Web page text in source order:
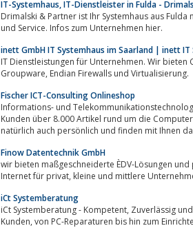
IT-Systemhaus, IT-Dienstleister in Fulda -
Drimalski & Partner ist Ihr Systemhaus aus Fulda mit den
und Service. Infos zum Unternehmen hier.
inett GmbH IT Systemhaus im Saarland | inett IT
IT Dienstleistungen für Unternehmen. Wir bieten Computer- und
Groupware, Endian Firewalls und Virtualisierung.
Fischer ICT-Consulting Onlineshop
Informations- und
Kunden über 8.000 Artikel rund um die
Finow Datentechnik GmbH
wir bieten maßgeschneiderte ÈDV-Lösungen und
Internet für privat, kleine und mittlere
iCt Systemberatung
iCt Systemberatung - Kompetent, Zuverlässig und Flexibel! Bereits seit 1990 realisieren wir EDV-Lösungen im Auftrag unserer
Kunden, von PC-Reparaturen bis hin zum